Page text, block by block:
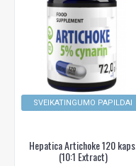
SVEIKATINGUMO PAPILDAI
Hepatica Artichoke 120 kaps.
(10:1 Extract)